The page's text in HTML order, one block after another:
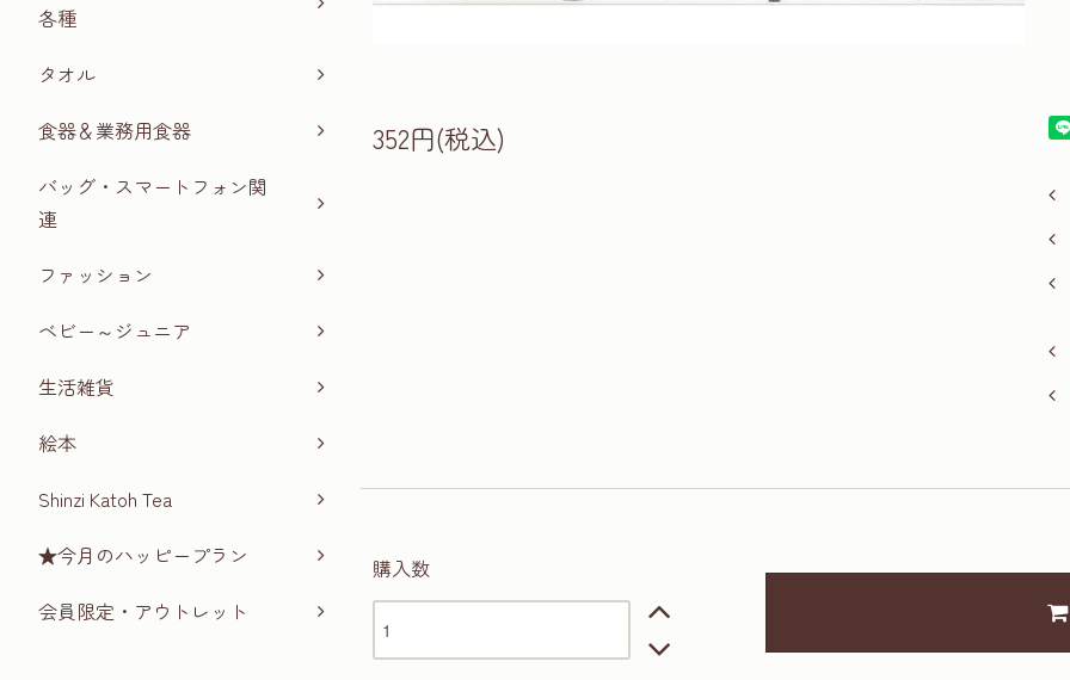
各種
タオル
食器＆業務用食器
バッグ・スマートフォン関
連
ファッション
ベビー～ジュニア
生活雑貨
絵本
Shinzi Katoh Tea
★今月のハッピープラン
会員限定・アウトレット
352円(税込)
購入数